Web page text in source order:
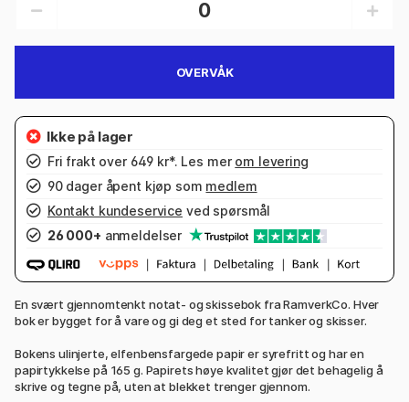
OVERVÅK
Fri frakt over 649 kr*. Les mer om levering
90 dager åpent kjøp som medlem
Kontakt kundeservice ved spørsmål
26 000+ anmeldelser
En svært gjennomtenkt notat- og skissebok fra RamverkCo. Hver
bok er bygget for å vare og gi deg et sted for tanker og skisser.
Bokens ulinjerte, elfenbensfargede papir er syrefritt og har en
papirtykkelse på 165 g. Papirets høye kvalitet gjør det behagelig å
skrive og tegne på, uten at blekket trenger gjennom.